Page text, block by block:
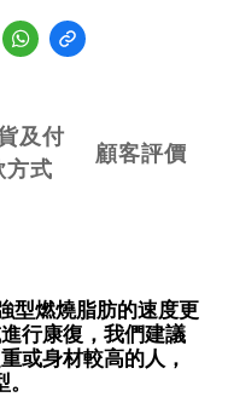
及付
方式
顧客評價
型燃燒脂肪的速度更
行康復，我們建議
或身材較高的人，